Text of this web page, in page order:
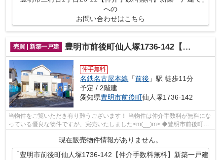
への
お問い合わせはこちら
売買 | 新築一戸建 豊明市前後町仙人塚1736-142【仲介手数料無料】新築一戸建て
仲手無料
名鉄名古屋本線 「前後 」駅 徒歩11分
予定 / 2階建
愛知県豊明市前後町仙人塚1736-142
当物件をご覧いただき有り難うございます！ 当物件は仲介手数料が無料にな
っている優良な物件ですが、完売いたしました<m(__)m> ◆豊明市前後町仙
人塚でのマイホーム購入で費...
現在販売物件情報がありません。
「豊明市前後町仙人塚1736-142【仲介手数料無料】新築一戸建